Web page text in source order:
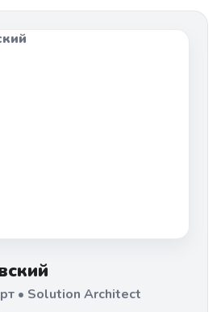
• Solution Architect